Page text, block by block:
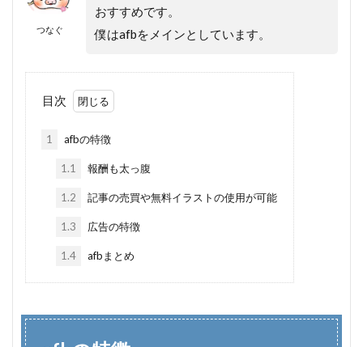
つなぐ
おすすめです。
僕はafbをメインとしています。
目次
1 afbの特徴
1.1 報酬も太っ腹
1.2 記事の売買や無料イラストの使用が可能
1.3 広告の特徴
1.4 afbまとめ